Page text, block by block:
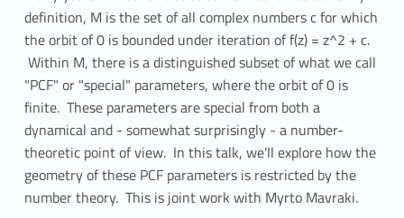
definition, M is the set of all complex numbers c for which
the orbit of 0 is bounded under iteration of f(z) = z^2 + c.
Within M, there is a distinguished subset of what we call
"PCF" or "special" parameters, where the orbit of 0 is
finite. These parameters are special from both a
dynamical and - somewhat surprisingly - a number-
theoretic point of view. In this talk, we'll explore how the
geometry of these PCF parameters is restricted by the
number theory. This is joint work with Myrto Mavraki.